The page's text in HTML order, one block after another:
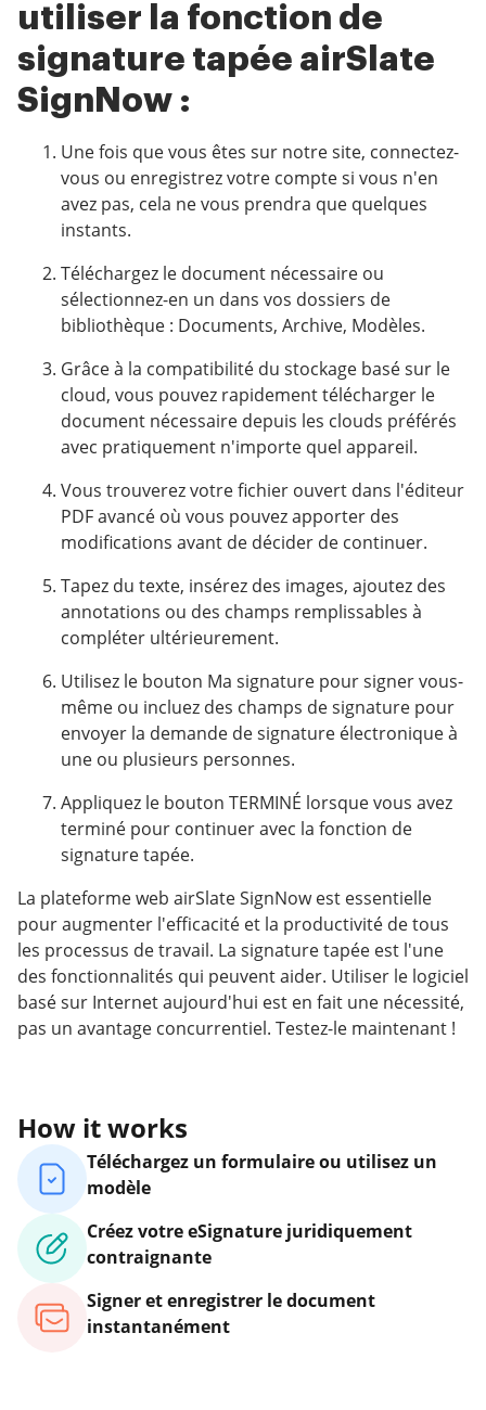
utiliser la fonction de
signature tapée airSlate
SignNow :
Une fois que vous êtes sur notre site, connectez-
vous ou enregistrez votre compte si vous n'en
avez pas, cela ne vous prendra que quelques
instants.
Téléchargez le document nécessaire ou
sélectionnez-en un dans vos dossiers de
bibliothèque : Documents, Archive, Modèles.
Grâce à la compatibilité du stockage basé sur le
cloud, vous pouvez rapidement télécharger le
document nécessaire depuis les clouds préférés
avec pratiquement n'importe quel appareil.
Vous trouverez votre fichier ouvert dans l'éditeur
PDF avancé où vous pouvez apporter des
modifications avant de décider de continuer.
Tapez du texte, insérez des images, ajoutez des
annotations ou des champs remplissables à
compléter ultérieurement.
Utilisez le bouton Ma signature pour signer vous-
même ou incluez des champs de signature pour
envoyer la demande de signature électronique à
une ou plusieurs personnes.
Appliquez le bouton TERMINÉ lorsque vous avez
terminé pour continuer avec la fonction de
signature tapée.
La plateforme web airSlate SignNow est essentielle
pour augmenter l'efficacité et la productivité de tous
les processus de travail. La signature tapée est l'une
des fonctionnalités qui peuvent aider. Utiliser le logiciel
basé sur Internet aujourd'hui est en fait une nécessité,
pas un avantage concurrentiel. Testez-le maintenant !
How it works
Téléchargez un formulaire ou utilisez un
modèle
Créez votre eSignature juridiquement
contraignante
Signer et enregistrer le document
instantanément